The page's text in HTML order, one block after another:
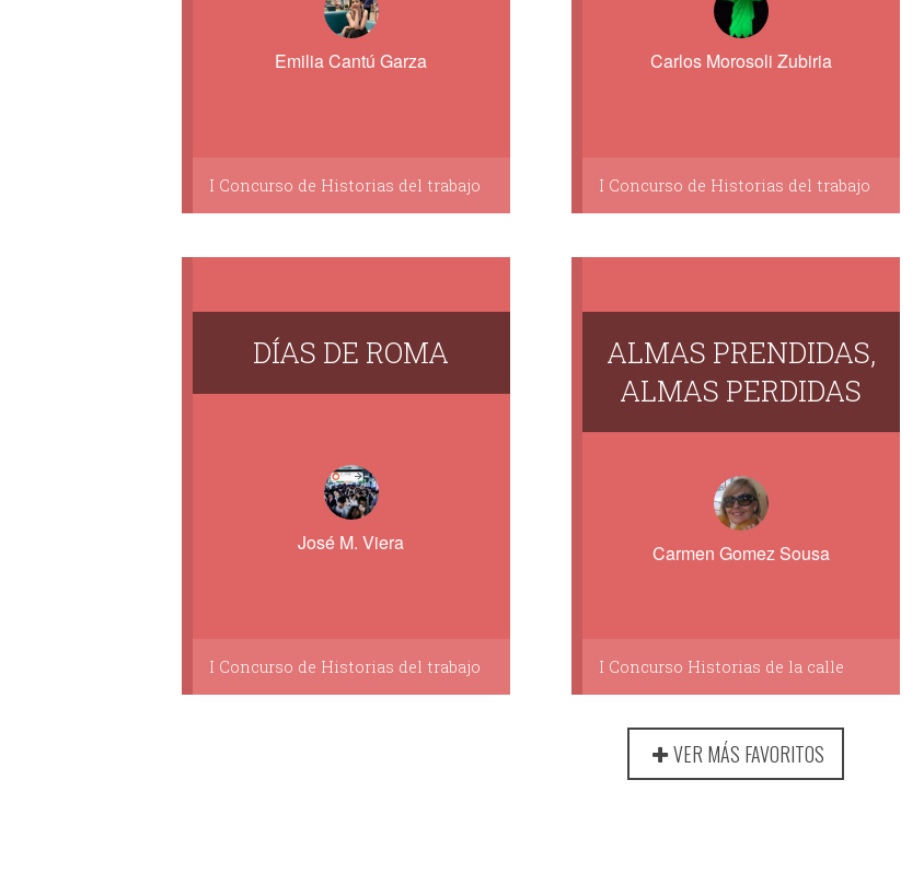
Emilia Cantú Garza
I Concurso de Historias del trabajo
Carlos Morosoli Zubiria
I Concurso de Historias del trabajo
DÍAS DE ROMA
José M. Viera
I Concurso de Historias del trabajo
ALMAS PRENDIDAS,
ALMAS PERDIDAS
Carmen Gomez Sousa
I Concurso Historias de la calle
VER MÁS FAVORITOS